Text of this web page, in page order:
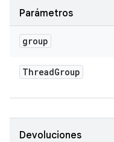
Parámetros
group
ThreadGroup
Devoluciones